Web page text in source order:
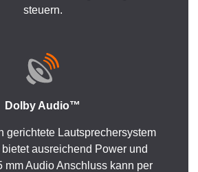
steuern.
Dolby Audio™
gerichtete Lautsprechersystem
bietet ausreichend Power und
mm Audio Anschluss kann per